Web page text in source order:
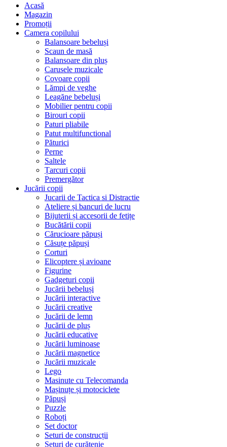
Acasă
Magazin
Promoții
Camera copilului
Balansoare bebeluși
Scaun de masă
Balansoare din pluș
Carusele muzicale
Covoare copii
Lămpi de veghe
Leagăne bebeluși
Mobilier pentru copii
Birouri copii
Paturi pliabile
Patut multifunctional
Păturici
Perne
Saltele
Țarcuri copii
Premergător
Jucării copii
Jucarii de Tactica si Distractie
Ateliere și bancuri de lucru
Bijuterii și accesorii de fetițe
Bucătării copii
Cărucioare păpuși
Căsuțe păpuși
Corturi
Elicoptere și avioane
Figurine
Gadgeturi copii
Jucării bebeluși
Jucării interactive
Jucării creative
Jucării de lemn
Jucării de pluș
Jucării educative
Jucării luminoase
Jucării magnetice
Jucării muzicale
Lego
Masinute cu Telecomanda
Mașinuțe și motociclete
Păpuși
Puzzle
Roboți
Set doctor
Seturi de construcții
Seturi de curățenie